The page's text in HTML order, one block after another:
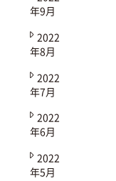
年9月
2022
年8月
2022
年7月
2022
年6月
2022
年5月